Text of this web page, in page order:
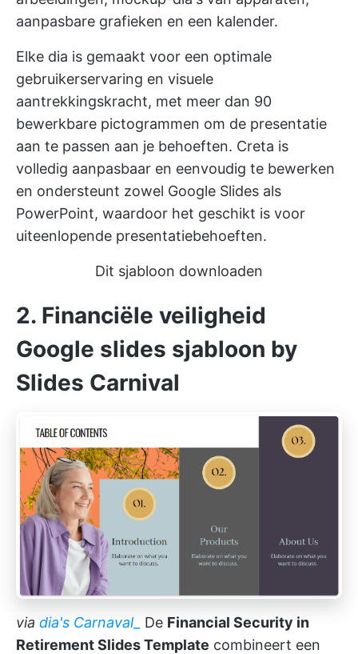
aanpasbare grafieken en een kalender.
Elke dia is gemaakt voor een optimale
gebruikerservaring en visuele
aantrekkingskracht, met meer dan 90
bewerkbare pictogrammen om de presentatie
aan te passen aan je behoeften. Creta is
volledig aanpasbaar en eenvoudig te bewerken
en ondersteunt zowel Google Slides als
PowerPoint, waardoor het geschikt is voor
uiteenlopende presentatiebehoeften.
Dit sjabloon downloaden
2. Financiële veiligheid
Google slides sjabloon by
Slides Carnival
via dia's Carnaval_ De Financial Security in
Retirement Slides Template combineert een